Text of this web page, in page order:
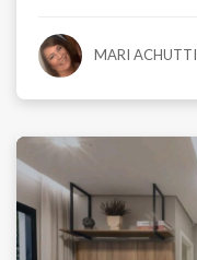
MARI ACHUTTI